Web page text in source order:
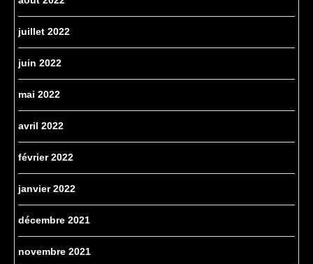
juillet 2022
juin 2022
mai 2022
avril 2022
février 2022
janvier 2022
décembre 2021
novembre 2021